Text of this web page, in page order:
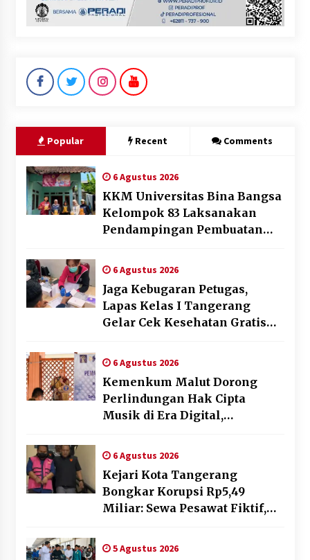
Popular Recent Comments
6 Agustus 2026
KKM Universitas Bina Bangsa
Kelompok 83 Laksanakan
Pendampingan Pembuatan
Memperkuat Pemasaran
UMKM di Desa Cempaka
6 Agustus 2026
Jaga Kebugaran Petugas,
Lapas Kelas I Tangerang
Gelar Cek Kesehatan Gratis
6 Agustus 2026
Kemenkum Malut Dorong
Perlindungan Hak Cipta
Musik di Era Digital,
Gratis dan Penguatan Royalti
6 Agustus 2026
Kejari Kota Tangerang
Bongkar Korupsi Rp5,49
Miliar: Sewa Pesawat Fiktif,
Ditahan
5 Agustus 2026